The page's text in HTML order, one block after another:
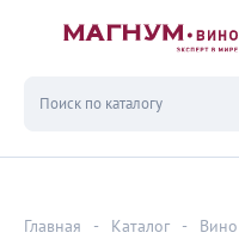
Главная - Каталог - Вино